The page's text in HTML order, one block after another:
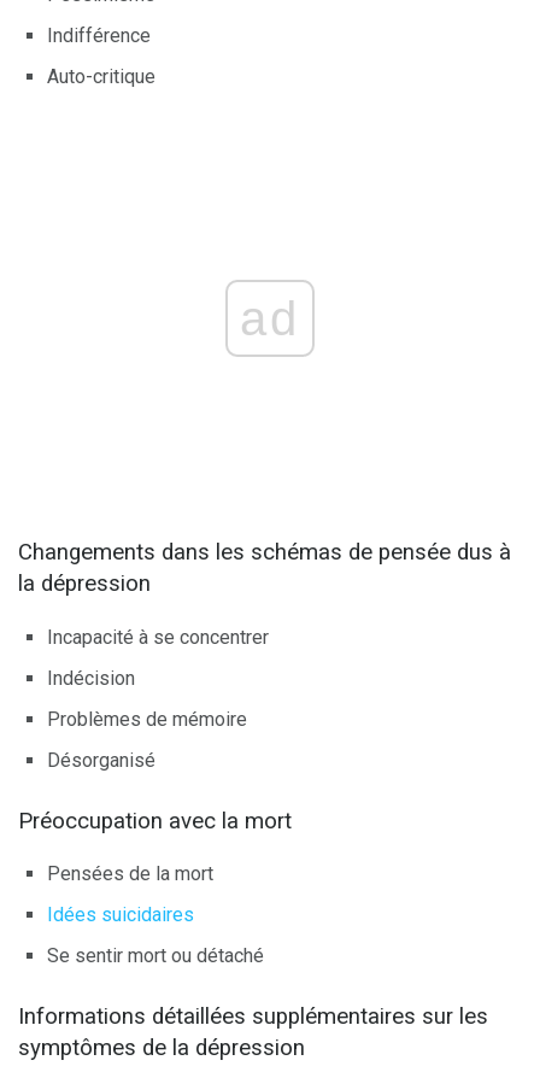
Indifférence
Auto-critique
ad
Changements dans les schémas de pensée dus à
la dépression
Incapacité à se concentrer
Indécision
Problèmes de mémoire
Désorganisé
Préoccupation avec la mort
Pensées de la mort
Idées suicidaires
Se sentir mort ou détaché
Informations détaillées supplémentaires sur les
symptômes de la dépression